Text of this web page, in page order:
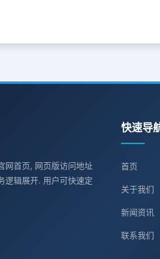
网首页, 网页版访问地址
逻辑展开. 用户可快速定
快速导
首页
关于我们
新闻资讯
联系我们